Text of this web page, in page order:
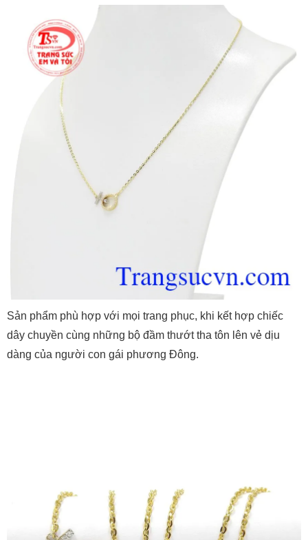
Sản phẩm phù hợp với mọi trang phục, khi kết hợp chiếc
dây chuyền cùng những bộ đầm thướt tha tôn lên vẻ dịu
dàng của người con gái phương Đông.